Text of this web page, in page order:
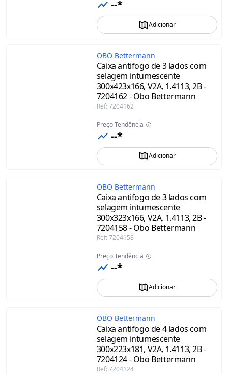
--*
Adicionar
OBO Bettermann
Caixa antifogo de 3 lados com
selagem intumescente
300x423x166, V2A, 1.4113, 2B -
7204162 - Obo Bettermann
Ref: 7204162
Preço Tendência
--*
Adicionar
OBO Bettermann
Caixa antifogo de 3 lados com
selagem intumescente
300x323x166, V2A, 1.4113, 2B -
7204158 - Obo Bettermann
Ref: 7204158
Preço Tendência
--*
Adicionar
OBO Bettermann
Caixa antifogo de 4 lados com
selagem intumescente
300x223x181, V2A, 1.4113, 2B -
7204124 - Obo Bettermann
Ref: 7204124